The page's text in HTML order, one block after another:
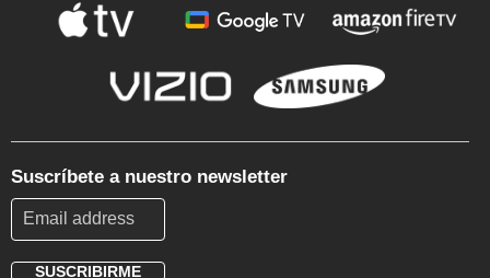
Suscríbete a nuestro newsletter
SUSCRIBIRME